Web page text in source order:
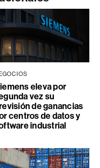
eleva por
vez su
de ganancias
centros de datos y
industrial